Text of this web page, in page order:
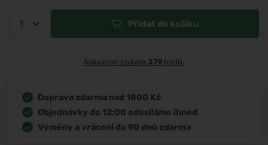
Přidat do košíku
Nákupem získáte 379 bodů.
Doprava zdarma nad 1800 Kč
Objednávky do 12:00 odesíláme ihned
Výměny a vrácení do 90 dnů zdarma